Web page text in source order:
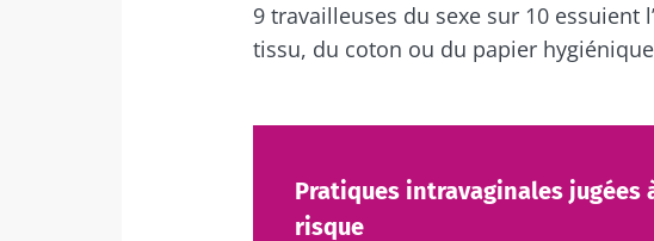
9 travailleuses du sexe sur 10 essuient
tissu, du coton ou du papier
Pratiques intravaginales jugées
risque